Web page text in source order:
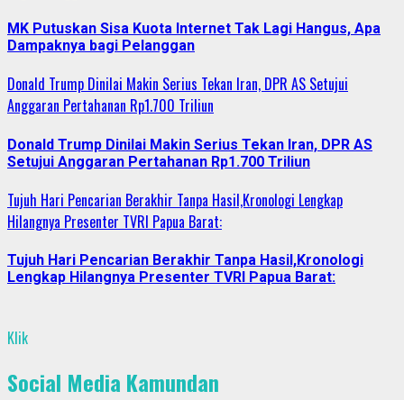
MK Putuskan Sisa Kuota Internet Tak Lagi Hangus, Apa
Dampaknya bagi Pelanggan
Donald Trump Dinilai Makin Serius Tekan Iran, DPR AS Setujui
Anggaran Pertahanan Rp1.700 Triliun
Donald Trump Dinilai Makin Serius Tekan Iran, DPR AS
Setujui Anggaran Pertahanan Rp1.700 Triliun
Tujuh Hari Pencarian Berakhir Tanpa Hasil,Kronologi Lengkap
Hilangnya Presenter TVRI Papua Barat:
Tujuh Hari Pencarian Berakhir Tanpa Hasil,Kronologi
Lengkap Hilangnya Presenter TVRI Papua Barat:
Klik
Social Media Kamundan